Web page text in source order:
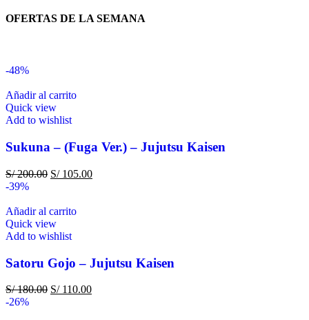
OFERTAS DE LA SEMANA
-48%
Añadir al carrito
Quick view
Add to wishlist
Sukuna – (Fuga Ver.) – Jujutsu Kaisen
S/200.00 S/105.00
-39%
Añadir al carrito
Quick view
Add to wishlist
Satoru Gojo – Jujutsu Kaisen
S/180.00 S/110.00
-26%